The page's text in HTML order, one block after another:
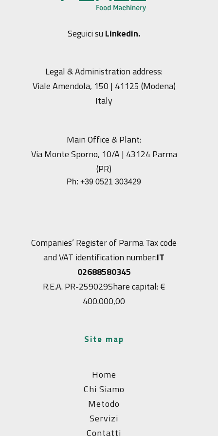
Seguici su Linkedin.
Legal & Administration address:
Viale Amendola, 150 | 41125 (Modena)
Italy
Main Office & Plant:
Via Monte Sporno, 10/A | 43124 Parma
(PR)
Ph:+39 0521 303429
Companies’ Register of Parma Tax code
and VAT identification number:IT
02688580345
R.E.A. PR-259029Share capital: €
400.000,00
site map
Home
Chi Siamo
Metodo
Servizi
Contatti